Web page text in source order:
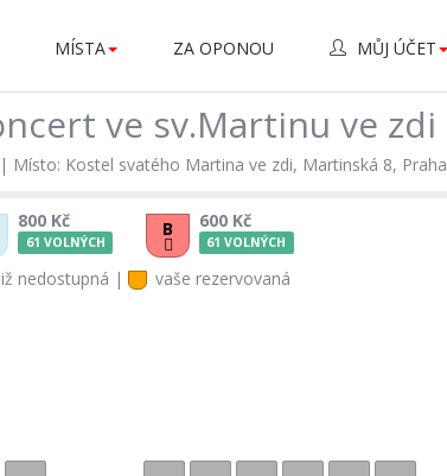
MÍSTA ZA OPONOU MŮJ ÚČET
ve sv.Martinu ve zdi
| Místo: Kostel svatého Martina ve zdi, Martinská 8, Praha
800 Kč
61 VOLNÝCH
B 600 Kč
61 VOLNÝCH
již nedostupná | vaše rezervovaná